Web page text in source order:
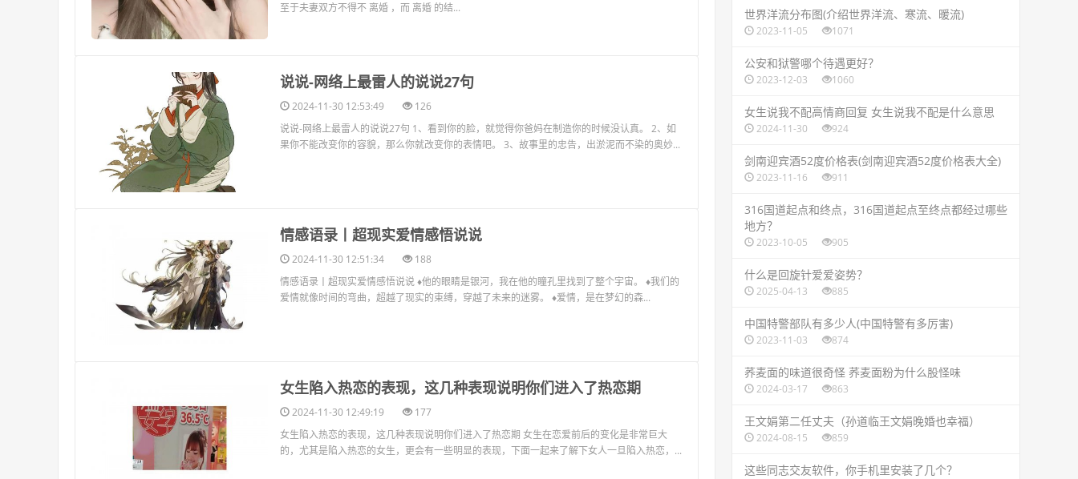
至于夫妻双方不得不 离婚 ，而 离婚 的结...
​说说-网络上最雷人的说说27句
2024-11-30 12:53:49
126
说说-网络上最雷人的说说27句 1、看到你的脸，就觉得你爸妈在制造你的时候没认真。 2、如
果你不能改变你的容貌，那么你就改变你的表情吧。 3、故事里的忠告，出淤泥而不染的奥妙...
​情感语录丨超现实爱情感悟说说
2024-11-30 12:51:34
188
情感语录丨超现实爱情感悟说说 ♦他的眼睛是银河，我在他的瞳孔里找到了整个宇宙。 ♦我们的
爱情就像时间的弯曲，超越了现实的束缚，穿越了未来的迷雾。 ♦爱情，是在梦幻的森...
​女生陷入热恋的表现，这几种表现说明你们进入了热恋期
2024-11-30 12:49:19
177
女生陷入热恋的表现，这几种表现说明你们进入了热恋期 女生在恋爱前后的变化是非常巨大
的，尤其是陷入热恋的女生，更会有一些明显的表现，下面一起来了解下女人一旦陷入热恋，...
​世界洋流分布图(介绍世界洋流、寒流、暖流)
2023-11-05 1071
​公安和狱警哪个待遇更好？
2023-12-03 1060
​女生说我不配高情商回复 女生说我不配是什么意思
2024-11-30 924
​剑南迎宾酒52度价格表(剑南迎宾酒52度价格表大全)
2023-11-16 911
​316国道起点和终点，316国道起点至终点都经过哪些
地方？
2023-10-05 905
​什么是回旋针爱爱姿势？
2025-04-13 885
​中国特警部队有多少人(中国特警有多厉害)
2023-11-03 874
​荞麦面的味道很奇怪 荞麦面粉为什么股怪味
2024-03-17 863
​王文娟第二任丈夫（孙道临王文娟晚婚也幸福）
2024-08-15 859
​这些同志交友软件，你手机里安装了几个？